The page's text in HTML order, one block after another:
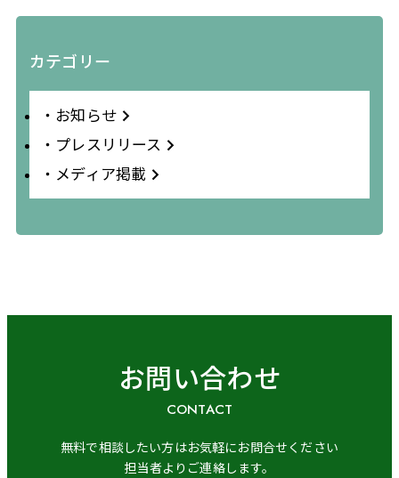
カテゴリー
・お知らせ
・プレスリリース
・メディア掲載
お問い合わせ
CONTACT
無料で相談したい方はお気軽にお問合せください
担当者よりご連絡します。